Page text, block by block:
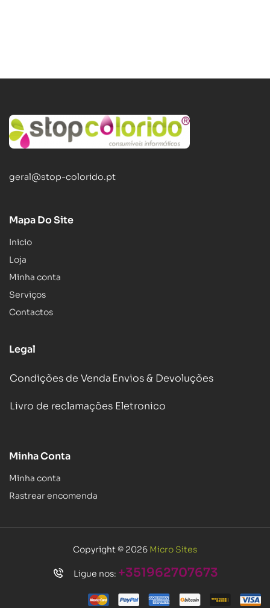
geral@stop-colorido.pt
Mapa Do Site
Inicio
Loja
Minha conta
Serviços
Contactos
Legal
Condições de VendaEnvios & Devoluções
Livro de reclamações Eletronico
Minha Conta
Minha conta
Rastrear encomenda
Copyright © 2026 Micro Sites
Ligue nos: +351962707673